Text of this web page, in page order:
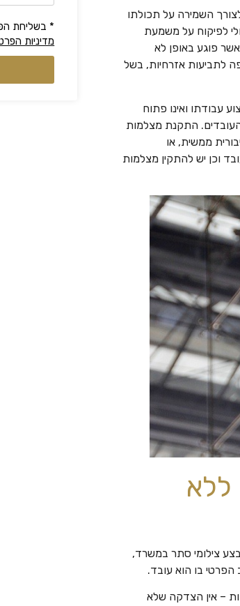
השמירה על תכולתו
לפיקוח על משמעת
פוגע באופן לא
לתביעות אזרחיות, בשל
עבודתו ואינו פתוח
התקנת מצלמות
ממשית, או
וכן יש להתקין מצלמות
צילומי סתר במשרד,
בו הוא עובד.
– אין הצדקה שלא
* בשליחת
מדיניות